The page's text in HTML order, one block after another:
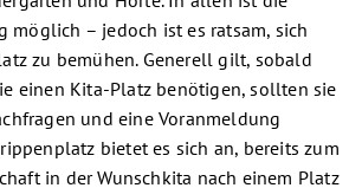
möglich – jedoch ist es ratsam, sich
zu bemühen. Generell gilt, sobald
einen Kita-Platz benötigen, sollten sie
und eine Voranmeldung
bietet es sich an, bereits zum
in der Wunschkita nach einem Platz